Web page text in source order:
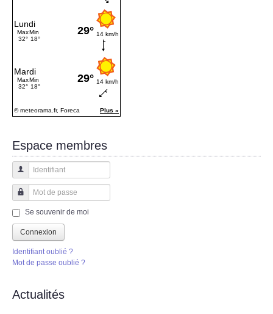
Espace membres
Identifiant
Mot de passe
Se souvenir de moi
Connexion
Identifiant oublié ?
Mot de passe oublié ?
Actualités